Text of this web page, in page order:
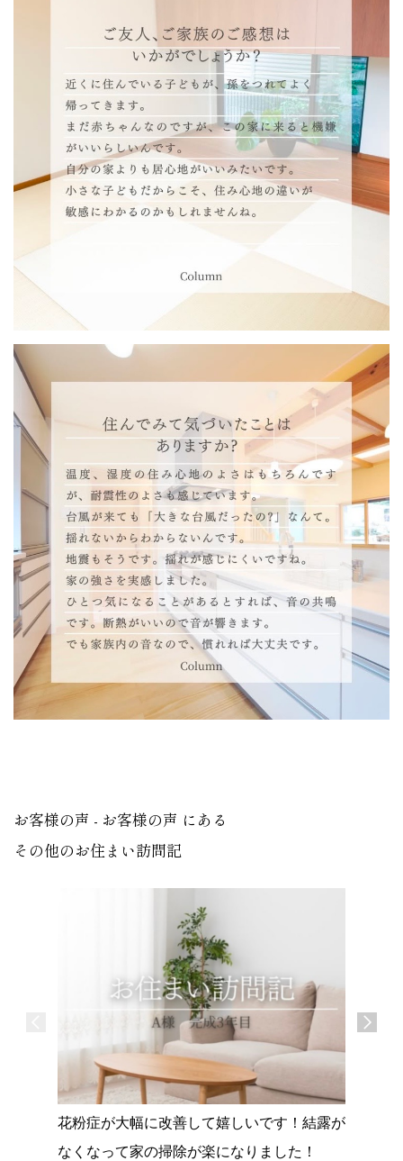
お客様の声 - お客様の声 にある
その他のお住まい訪問記
花粉症が大幅に改善して嬉しいです！結露が
なくなって家の掃除が楽になりました！